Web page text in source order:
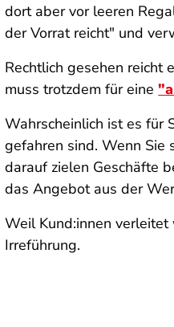
dort aber vor leeren
der Vorrat reicht" und
Rechtlich gesehen reicht
muss trotzdem für eine
Wahrscheinlich ist es für
gefahren sind. Wenn Sie
darauf zielen Geschäfte
das Angebot aus der
Weil Kund:innen
Irreführung.